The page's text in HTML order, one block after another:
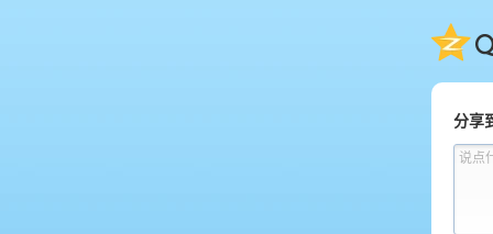
QQ
分享
说点